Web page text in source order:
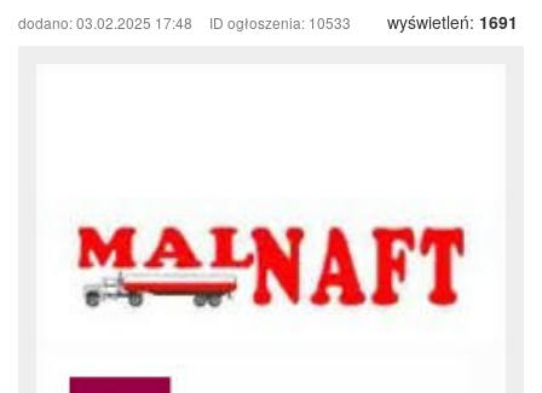
wyświetleń: 1691
dodano: 03.02.2025 17:48 ID ogłoszenia: 10533